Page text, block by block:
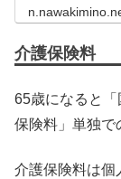
介護保険料
65歳になると
保険料」単独で
介護保険料は個